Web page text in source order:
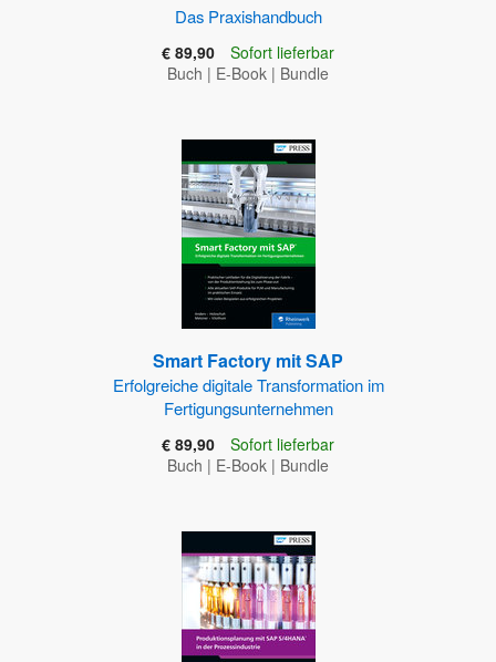
Das Praxishandbuch
€ 89,90
Sofort lieferbar
Buch | E-Book | Bundle
Smart Factory mit SAP
Erfolgreiche digitale Transformation im
Fertigungsunternehmen
€ 89,90
Sofort lieferbar
Buch | E-Book | Bundle